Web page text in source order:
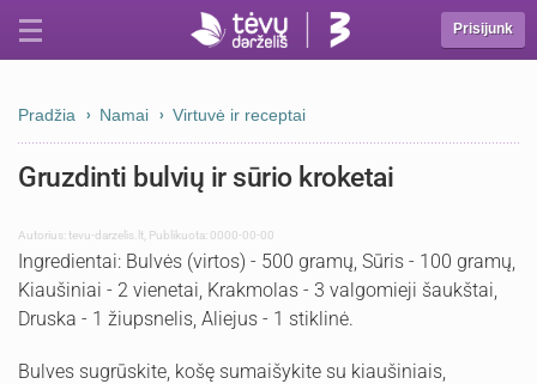
Prisijunk
Pradžia Namai Virtuvė ir receptai
Gruzdinti bulvių ir sūrio kroketai
Autorius:tevu-darzelis.lt Publikuota: 0000-00-00
Ingredientai: Bulvės (virtos) - 500 gramų, Sūris - 100 gramų,
Kiaušiniai - 2 vienetai, Krakmolas - 3 valgomieji šaukštai,
Druska - 1 žiupsnelis, Aliejus - 1 stiklinė.
Bulves sugrūskite, košę sumaišykite su kiaušiniais,